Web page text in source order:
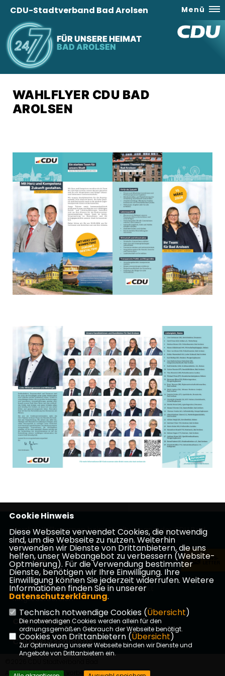
FÜR UNSERE HEIMAT
BAD AROLSEN
CDU-Stadtverband Bad Arolsen Menü
WAHLFLYER CDU BAD
AROLSEN
Herzlich Willkommen beim Stadtverband der CDU Bad
Arolsen
Impressum Datenschutz
Kontakt
Mitgliederbereich
CDU in Hessen
CDU Deutschlands
Arolsen | Alle Rechte vorbehalten.
Cookie Hinweis
Diese Webseite verwendet Cookies, die notwendig
sind, um die Webseite zu nutzen. Weiterhin
verwenden wir Dienste von Drittanbietern, die uns
helfen, unser Webangebot zu verbessern (Website-
Optmierung). Für die Verwendung bestimmter
Dienste, benötigen wir Ihre Einwilligung. Ihre
Einwilligung können Sie jederzeit widerrufen. Weitere
Informationen finden Sie in unserer
Datenschutzerklärung.
Technisch notwendige Cookies (Übersicht)
Die notwendigen Cookies werden allein für den
ordnungsgemäßen Gebrauch der Webseite benötigt.
Cookies von Drittanbietern (Übersicht)
Zur Optimierung unserer Webseite binden wir Dienste und
Angebote von Drittanbietern ein.